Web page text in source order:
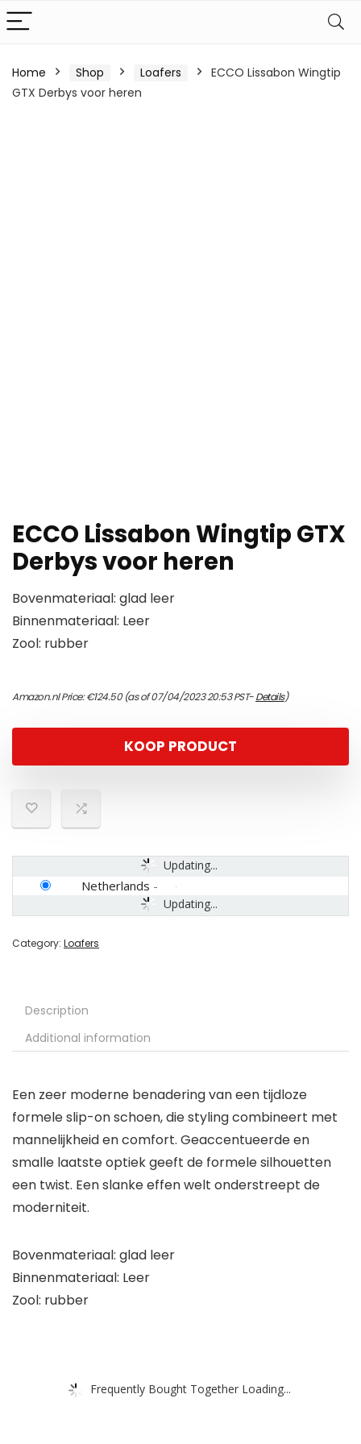
Home Shop Loafers
ECCO Lissabon Wingtip
GTX Derbys voor heren
ECCO Lissabon Wingtip GTX
Derbys voor heren
Bovenmateriaal: glad leer
Binnenmateriaal: Leer
Zool: rubber
Amazon.nl Price:€124.50(as of 07/04/2023 20:53 PST-Details)
KOOP PRODUCT
Updating...
Updating...
Netherlands -
Category: Loafers
Description
Additional information
Een zeer moderne benadering van een tijdloze
formele slip-on schoen, die styling combineert met
mannelijkheid en comfort. Geaccentueerde en
smalle laatste optiek geeft de formele silhouetten
een twist. Een slanke effen welt onderstreept de
moderniteit.
Bovenmateriaal: glad leer
Binnenmateriaal: Leer
Zool: rubber
Frequently Bought Together Loading...